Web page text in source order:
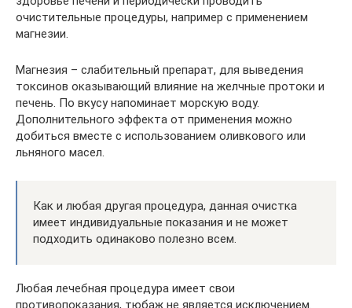
очистительные процедуры, например с применением
магнезии.
Магнезия – слабительный препарат, для выведения
токсинов оказывающий влияние на желчные протоки и
печень. По вкусу напоминает морскую воду.
Дополнительного эффекта от применения можно
добиться вместе с использованием оливкового или
льняного масел.
Как и любая другая процедура, данная очистка
имеет индивидуальные показания и не может
подходить одинаково полезно всем.
Любая лечебная процедура имеет свои
противопоказания, тюбаж не является исключением.